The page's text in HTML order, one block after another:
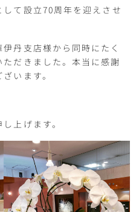
て設立70周年を迎えさせ
丹支店様から同時にたく
だきました。本当に感謝
います。
上げます。